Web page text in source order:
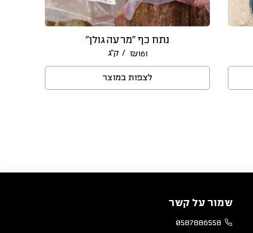
נתח כף “מרעה גולן”
₪161 / ק״ג
לצפות במוצר
שמור על קשר
0587886558